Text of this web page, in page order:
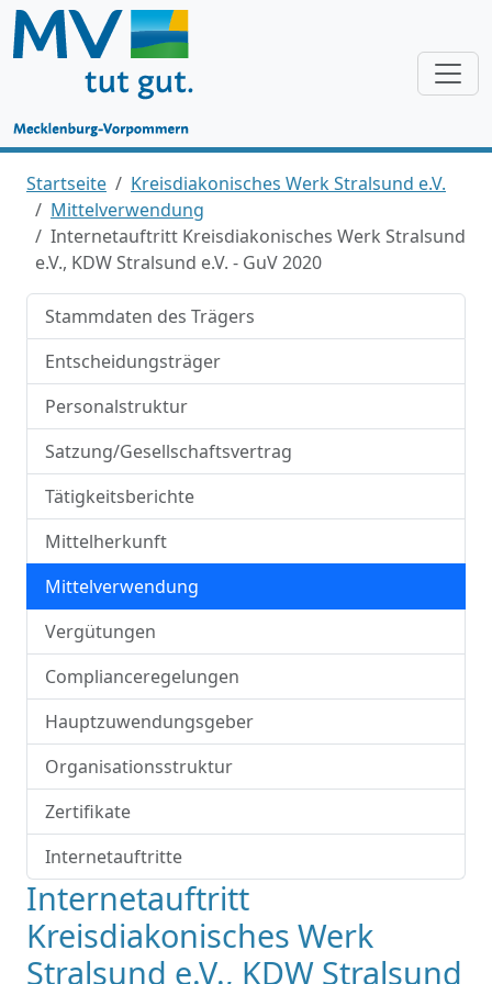
Startseite
Kreisdiakonisches Werk Stralsund e.V.
Mittelverwendung
Internetauftritt Kreisdiakonisches Werk Stralsund
e.V., KDW Stralsund e.V. - GuV 2020
Stammdaten des Trägers
Entscheidungsträger
Personalstruktur
Satzung/Gesellschaftsvertrag
Tätigkeitsberichte
Mittelherkunft
Mittelverwendung
Vergütungen
Complianceregelungen
Hauptzuwendungsgeber
Organisationsstruktur
Zertifikate
Internetauftritte
Internetauftritt
Kreisdiakonisches Werk
Stralsund e.V., KDW Stralsund